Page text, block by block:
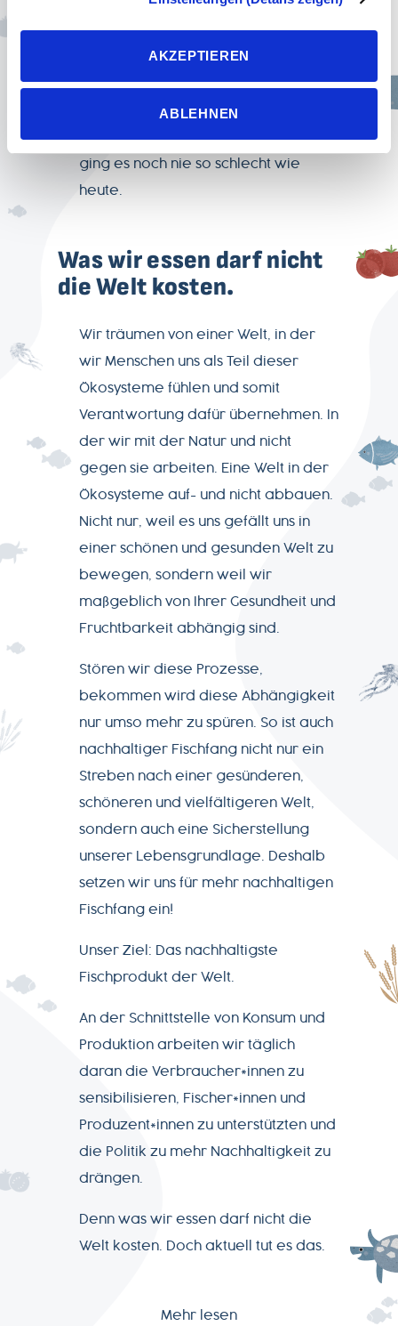
Wenn Sie das Banner mit „Ablehnen“ bestätigen, werden
nur die notwendigen Cookies auf der Webseite gesetzt,
die für den störungsfreien Betrieb der Webseite und die
AKZEPTIEREN
ABLEHNEN
Es steht fest: Es waren noch nie so
wenig Fische in den Meeren wie
heute und den marinen Ökosystemen
ging es noch nie so schlecht wie
heute.
Was wir essen darf nicht
die Welt kosten.
Wir träumen von einer Welt, in der
wir Menschen uns als Teil dieser
Ökosysteme fühlen und somit
Verantwortung dafür übernehmen. In
der wir mit der Natur und nicht
gegen sie arbeiten. Eine Welt in der
Ökosysteme auf- und nicht abbauen.
Nicht nur, weil es uns gefällt uns in
einer schönen und gesunden Welt zu
bewegen, sondern weil wir
maßgeblich von Ihrer Gesundheit und
Fruchtbarkeit abhängig sind.
Stören wir diese Prozesse,
bekommen wird diese Abhängigkeit
nur umso mehr zu spüren. So ist auch
nachhaltiger Fischfang nicht nur ein
Streben nach einer gesünderen,
schöneren und vielfältigeren Welt,
sondern auch eine Sicherstellung
unserer Lebensgrundlage. Deshalb
setzen wir uns für mehr nachhaltigen
Fischfang ein!
Unser Ziel: Das nachhaltigste
Fischprodukt der Welt.
An der Schnittstelle von Konsum und
Produktion arbeiten wir täglich
daran die Verbraucher*innen zu
sensibilisieren, Fischer*innen und
Produzent*innen zu unterstützten und
die Politik zu mehr Nachhaltigkeit zu
drängen.
Denn was wir essen darf nicht die
Welt kosten. Doch aktuell tut es das.
Mehr lesen